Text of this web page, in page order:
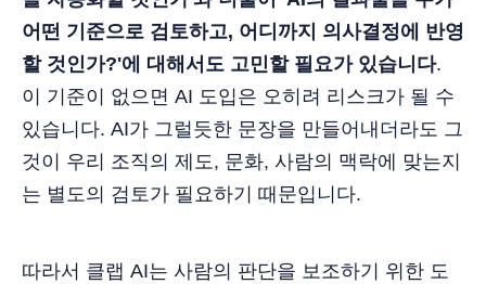
어떤 기준으로 검토하고, 어디까지 의사결정에 반영
할 것인가?'에 대해서도 고민할 필요가 있습니다.
이 기준이 없으면 AI 도입은 오히려 리스크가 될 수
있습니다. AI가 그럴듯한 문장을 만들어내더라도 그
것이 우리 조직의 제도, 문화, 사람의 맥락에 맞는지
는 별도의 검토가 필요하기 때문입니다.
따라서 클랩 AI는 사람의 판단을 보조하기 위한 도